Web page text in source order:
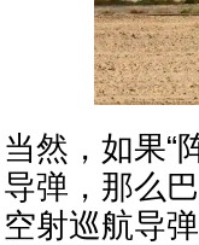
当然，如果“
导弹，那么
空射巡航导